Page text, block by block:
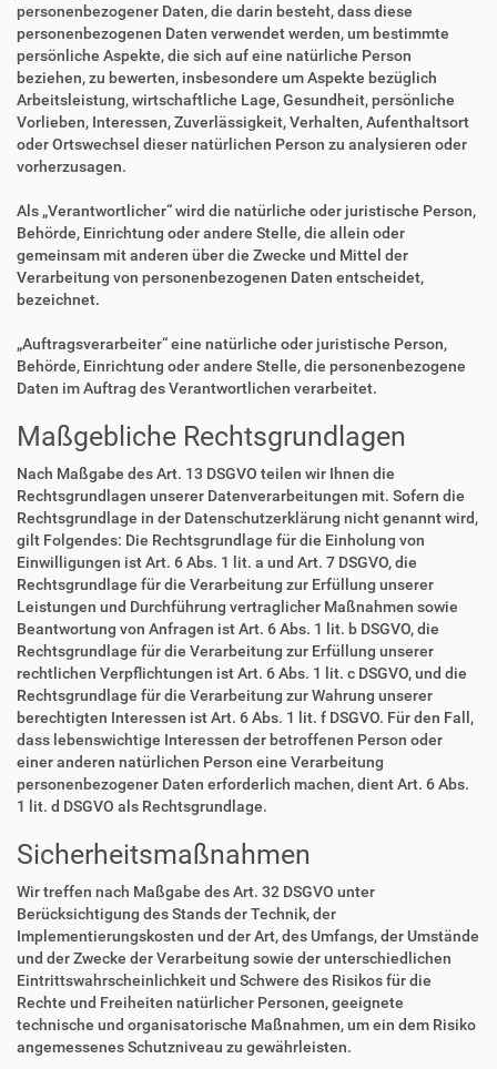
personenbezogener Daten, die darin besteht, dass diese
personenbezogenen Daten verwendet werden, um bestimmte
persönliche Aspekte, die sich auf eine natürliche Person
beziehen, zu bewerten, insbesondere um Aspekte bezüglich
Arbeitsleistung, wirtschaftliche Lage, Gesundheit, persönliche
Vorlieben, Interessen, Zuverlässigkeit, Verhalten, Aufenthaltsort
oder Ortswechsel dieser natürlichen Person zu analysieren oder
vorherzusagen.
Als „Verantwortlicher“ wird die natürliche oder juristische Person,
Behörde, Einrichtung oder andere Stelle, die allein oder
gemeinsam mit anderen über die Zwecke und Mittel der
Verarbeitung von personenbezogenen Daten entscheidet,
bezeichnet.
„Auftragsverarbeiter“ eine natürliche oder juristische Person,
Behörde, Einrichtung oder andere Stelle, die personenbezogene
Daten im Auftrag des Verantwortlichen verarbeitet.
Maßgebliche Rechtsgrundlagen
Nach Maßgabe des Art. 13 DSGVO teilen wir Ihnen die
Rechtsgrundlagen unserer Datenverarbeitungen mit. Sofern die
Rechtsgrundlage in der Datenschutzerklärung nicht genannt wird,
gilt Folgendes: Die Rechtsgrundlage für die Einholung von
Einwilligungen ist Art. 6 Abs. 1 lit. a und Art. 7 DSGVO, die
Rechtsgrundlage für die Verarbeitung zur Erfüllung unserer
Leistungen und Durchführung vertraglicher Maßnahmen sowie
Beantwortung von Anfragen ist Art. 6 Abs. 1 lit. b DSGVO, die
Rechtsgrundlage für die Verarbeitung zur Erfüllung unserer
rechtlichen Verpflichtungen ist Art. 6 Abs. 1 lit. c DSGVO, und die
Rechtsgrundlage für die Verarbeitung zur Wahrung unserer
berechtigten Interessen ist Art. 6 Abs. 1 lit. f DSGVO. Für den Fall,
dass lebenswichtige Interessen der betroffenen Person oder
einer anderen natürlichen Person eine Verarbeitung
personenbezogener Daten erforderlich machen, dient Art. 6 Abs.
1 lit. d DSGVO als Rechtsgrundlage.
Sicherheitsmaßnahmen
Wir treffen nach Maßgabe des Art. 32 DSGVO unter
Berücksichtigung des Stands der Technik, der
Implementierungskosten und der Art, des Umfangs, der Umstände
und der Zwecke der Verarbeitung sowie der unterschiedlichen
Eintrittswahrscheinlichkeit und Schwere des Risikos für die
Rechte und Freiheiten natürlicher Personen, geeignete
technische und organisatorische Maßnahmen, um ein dem Risiko
angemessenes Schutzniveau zu gewährleisten.